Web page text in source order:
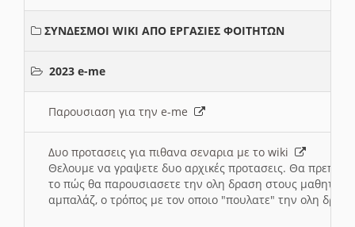
ΣΥΝΔΕΣΜΟΙ WIKI ΑΠΟ ΕΡΓΑΣΙΕΣ ΦΟΙΤΗΤΩΝ
2023 e-me
Παρουσιαση για την e-me
Δυο προτασεις για πιθανα σεναρια με το wiki
Θελουμε να γραψετε δυο αρχικές προτασεις. Θα πρεπει
το πώς θα παρουσιασετε την ολη δραση στους μαθητες
αμπαλάζ, ο τρόπος με τον οποιο "πουλατε" την ολη